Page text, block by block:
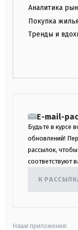
Аналитика
Покупка
Тренды и
E-mail-
Будьте в курсе
обновлений!
рассылок,
соответствуют
К
Наши приложения: